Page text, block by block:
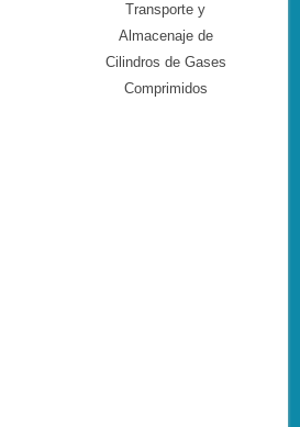
Transporte y
Almacenaje de
Cilindros de Gases
Comprimidos